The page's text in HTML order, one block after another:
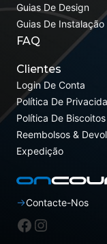
Guias De Design
Guias De Instalação
FAQ
Clientes
Login De Conta
Política De
Política De Biscoitos
Reembolsos &
Expedição
Contacte-Nos
Facebook
Instagram